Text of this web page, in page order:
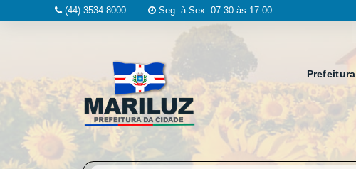
(44) 3534-8000 Seg. à Sex. 07:30 às 17:00
Prefeitura